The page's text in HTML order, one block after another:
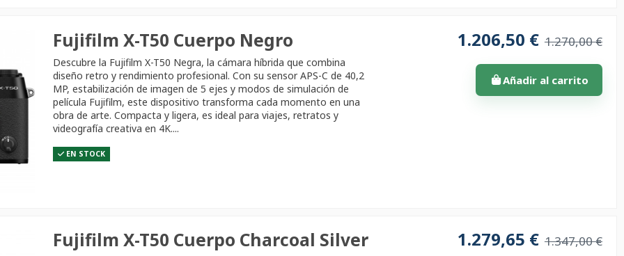
Fujifilm X-T50 Cuerpo Negro
Descubre la Fujifilm X-T50 Negra, la cámara híbrida que combina
diseño retro y rendimiento profesional. Con su sensor APS-C de 40,2
MP, estabilización de imagen de 5 ejes y modos de simulación de
película Fujifilm, este dispositivo transforma cada momento en una
obra de arte. Compacta y ligera, es ideal para viajes, retratos y
videografía creativa en 4K....
EN STOCK
1.206,50 € 1.270,00 €
Añadir al carrito
Fujifilm X-T50 Cuerpo Charcoal Silver 1.279,65 € 1.347,00 €